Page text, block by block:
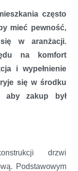
często
mieć pewność,
w aranżacji.
na komfort
i wypełnienie
się w środku
zakup był
drzwi
Podstawowym